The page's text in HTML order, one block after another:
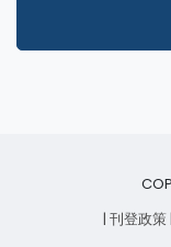
| 刊登政策